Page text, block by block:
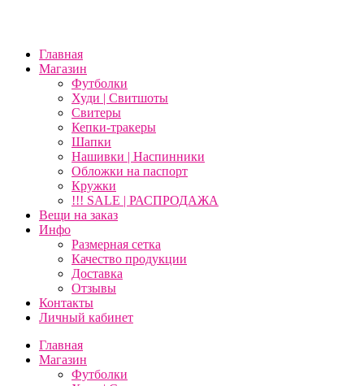
Главная
Магазин
Футболки
Худи | Свитшоты
Свитеры
Кепки-тракеры
Шапки
Нашивки | Наспинники
Обложки на паспорт
Кружки
!!! SALE | РАСПРОДАЖА
Вещи на заказ
Инфо
Размерная сетка
Качество продукции
Доставка
Отзывы
Контакты
Личный кабинет
Главная
Магазин
Футболки